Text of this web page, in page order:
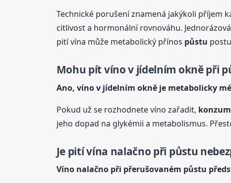
Technické porušení znamená jakýkoli příjem
citlivost a hormonální rovnováhu.
pití vína může metabolický přínos půstu
Mohu pít víno v jídelním okně při
Ano, víno v jídelním okně je metabolicky
Pokud už se rozhodnete víno zařadit,
jeho dopad na glykémii a metabolismus.
Je pití vína nalačno při půstu
Víno nalačno při přerušovaném půstu